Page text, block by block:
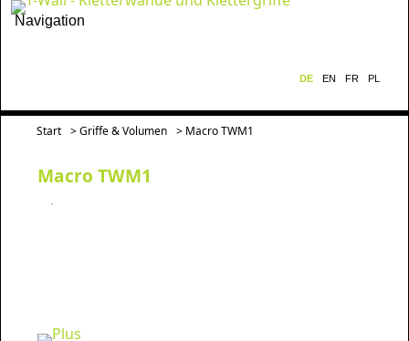
Navigation
DE EN FR PL
Start >Griffe & Volumen > Macro TWM1
Macro TWM1